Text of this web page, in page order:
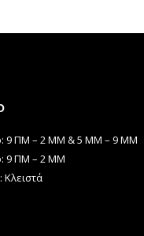
9 ΠΜ – 2 ΜΜ & 5 ΜΜ – 9 ΜΜ
9 ΠΜ – 2 ΜΜ
Κλειστά